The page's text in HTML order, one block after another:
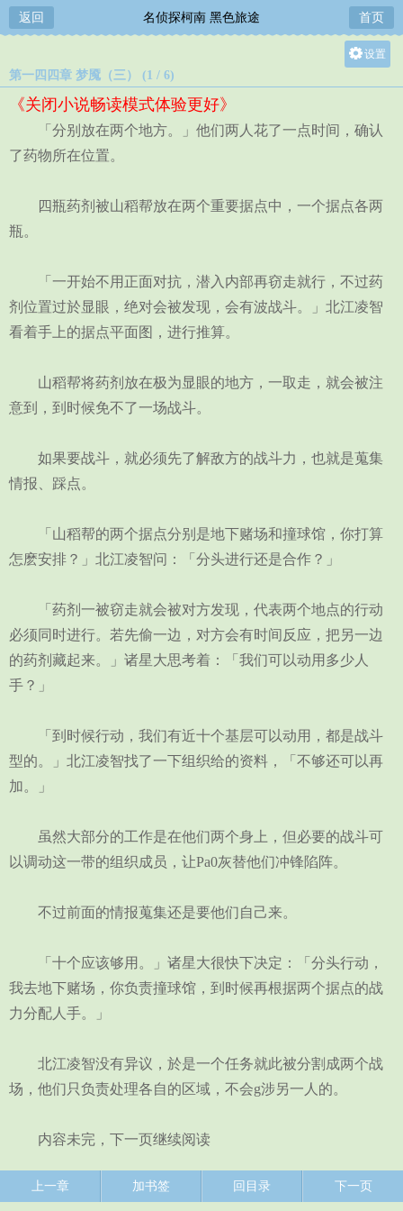
返回 名侦探柯南 黑色旅途 首页
设置
中
第一四四章 梦魇（三） (1 / 6)
《关闭小说畅读模式体验更好》
「分别放在两个地方。」他们两人花了一点时间，确认
了药物所在位置。
四瓶药剂被山稻帮放在两个重要据点中，一个据点各两
瓶。
「一开始不用正面对抗，潜入内部再窃走就行，不过药
剂位置过於显眼，绝对会被发现，会有波战斗。」北江凌智
看着手上的据点平面图，进行推算。
山稻帮将药剂放在极为显眼的地方，一取走，就会被注
意到，到时候免不了一场战斗。
如果要战斗，就必须先了解敌方的战斗力，也就是蒐集
情报、踩点。
「山稻帮的两个据点分别是地下赌场和撞球馆，你打算
怎麽安排？」北江凌智问：「分头进行还是合作？」
「药剂一被窃走就会被对方发现，代表两个地点的行动
必须同时进行。若先偷一边，对方会有时间反应，把另一边
的药剂藏起来。」诸星大思考着：「我们可以动用多少人
手？」
「到时候行动，我们有近十个基层可以动用，都是战斗
型的。」北江凌智找了一下组织给的资料，「不够还可以再
加。」
虽然大部分的工作是在他们两个身上，但必要的战斗可
以调动这一带的组织成员，让Pa0灰替他们冲锋陷阵。
不过前面的情报蒐集还是要他们自己来。
「十个应该够用。」诸星大很快下决定：「分头行动，
我去地下赌场，你负责撞球馆，到时候再根据两个据点的战
力分配人手。」
北江凌智没有异议，於是一个任务就此被分割成两个战
场，他们只负责处理各自的区域，不会g涉另一人的。
内容未完，下一页继续阅读
上一章 加书签 回目录 下一页